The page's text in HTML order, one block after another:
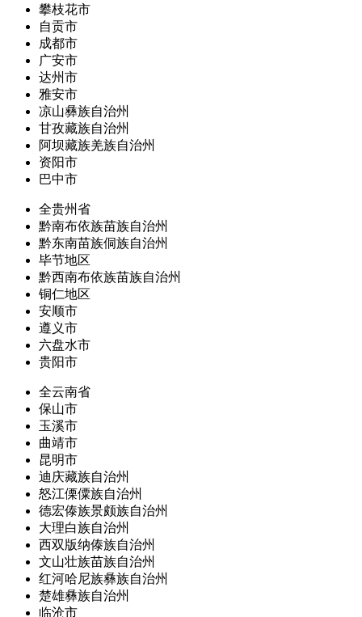
攀枝花市
自贡市
成都市
广安市
达州市
雅安市
凉山彝族自治州
甘孜藏族自治州
阿坝藏族羌族自治州
资阳市
巴中市
全贵州省
黔南布依族苗族自治州
黔东南苗族侗族自治州
毕节地区
黔西南布依族苗族自治州
铜仁地区
安顺市
遵义市
六盘水市
贵阳市
全云南省
保山市
玉溪市
曲靖市
昆明市
迪庆藏族自治州
怒江傈僳族自治州
德宏傣族景颇族自治州
大理白族自治州
西双版纳傣族自治州
文山壮族苗族自治州
红河哈尼族彝族自治州
楚雄彝族自治州
临沧市